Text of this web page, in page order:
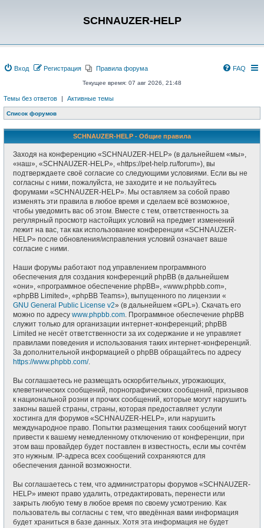
SCHNAUZER-HELP
Вход Регистрация Правила форума FAQ
Текущее время: 07 авг 2026, 21:48
Темы без ответов | Активные темы
Список форумов
SCHNAUZER-HELP - Общие правила
Заходя на конференцию «SCHNAUZER-HELP» (в дальнейшем «мы»,
«наш», «SCHNAUZER-HELP», «https://pet-help.ru/forum»), вы
подтверждаете своё согласие со следующими условиями. Если вы не
согласны с ними, пожалуйста, не заходите и не пользуйтесь
форумами «SCHNAUZER-HELP». Мы оставляем за собой право
изменять эти правила в любое время и сделаем всё возможное,
чтобы уведомить вас об этом. Вместе с тем, ответственность за
регулярный просмотр настойщих условий на предмет изменений
лежит на вас, так как использование конференции «SCHNAUZER-
HELP» после обновления/исправления условий означает ваше
согласие с ними.
Наши форумы работают под управлением программного
обеспечения для создания конференций phpBB (в дальнейшем
«они», «программное обеспечение phpBB», «www.phpbb.com»,
«phpBB Limited», «phpBB Teams»), выпущенного по лицензии «
GNU General Public License v2» (в дальнейшем «GPL»). Скачать его
можно по адресу www.phpbb.com. Программное обеспечение phpBB
служит только для организации интернет-конференций; phpBB
Limited не несёт ответственности за их содержание и не управляет
правилами поведения и использования таких интернет-конференций.
За дополнительной информацией о phpBB обращайтесь по адресу
https://www.phpbb.com/.
Вы соглашаетесь не размещать оскорбительных, угрожающих,
клеветнических сообщений, порнографических сообщений, призывов
к национальной розни и прочих сообщений, которые могут нарушить
законы вашей страны, страны, которая предоставляет услуги
хостинга для форумов «SCHNAUZER-HELP», или нарушить
международное право. Попытки размещения таких сообщений могут
привести к вашему немедленному отключению от конференции, при
этом ваш провайдер будет поставлен в известность, если мы сочтём
это нужным. IP-адреса всех сообщений сохраняются для
обеспечения данной возможности.
Вы соглашаетесь с тем, что администраторы форумов «SCHNAUZER-
HELP» имеют право удалить, отредактировать, перенести или
закрыть любую тему в любое время по своему усмотрению. Как
пользователь вы согласны с тем, что введённая вами информация
будет храниться в базе данных. Хотя эта информация не будет